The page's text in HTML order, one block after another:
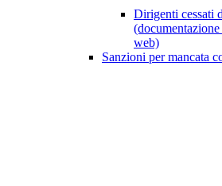
Dirigenti cessati
web)
Sanzioni per mancata